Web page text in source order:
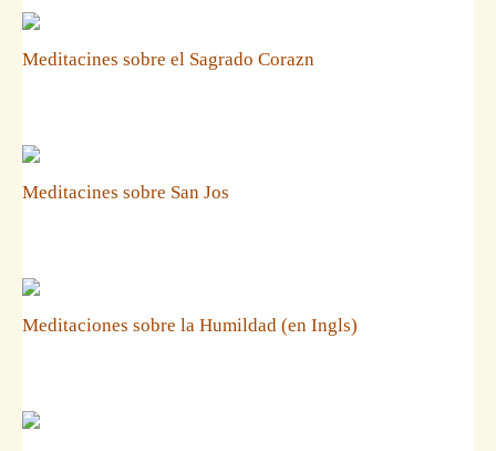
Meditacines sobre el Sagrado Corazn
Meditacines sobre San Jos
Meditaciones sobre la Humildad (en Ingls)